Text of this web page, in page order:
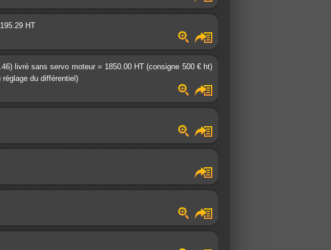
HT
livré sans servo moteur = 1850.00 HT (consigne 500 € ht)
du différentiel)